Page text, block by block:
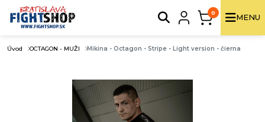
0
MENU
Úvod OCTAGON - MUŽI Mikina - Octagon - Stripe - Light version - čierna